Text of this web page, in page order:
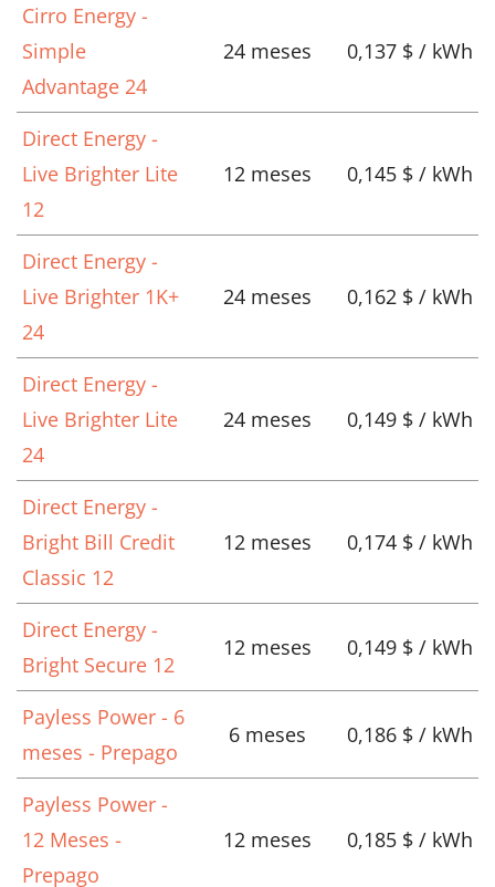
Cirro Energy -
Simple
Advantage 24
24 meses 0,137 $ / kWh
Direct Energy -
Live Brighter Lite
12
12 meses 0,145 $ / kWh
Direct Energy -
Live Brighter 1K+
24
24 meses 0,162 $ / kWh
Direct Energy -
Live Brighter Lite
24
24 meses 0,149 $ / kWh
Direct Energy -
Bright Bill Credit
Classic 12
12 meses 0,174 $ / kWh
Direct Energy -
Bright Secure 12
12 meses 0,149 $ / kWh
Payless Power - 6
meses - Prepago
6 meses 0,186 $ / kWh
Payless Power -
12 Meses -
Prepago
12 meses 0,185 $ / kWh